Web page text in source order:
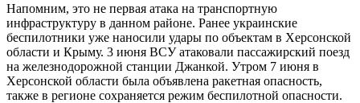
Напомним, это не первая атака на транспортную
инфраструктуру в данном районе. Ранее украинские
беспилотники уже наносили удары по объектам в Херсонской
области и Крыму. 3 июня ВСУ атаковали пассажирский поезд
на железнодорожной станции Джанкой. Утром 7 июня в
Херсонской области была объявлена ракетная опасность,
также в регионе сохраняется режим беспилотной опасности.